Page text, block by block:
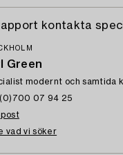
kontakta
Green
modernt och samtida
07 94 25
post
vad vi söker